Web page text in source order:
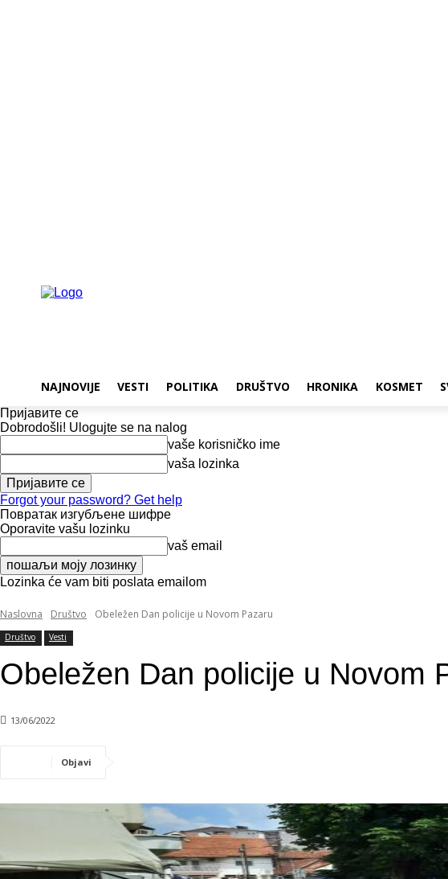
NAJNOVIJE VESTI POLITIKA DRUŠTVO HRONIKA KOSMET
Пријавите се
Dobrodošli! Ulogujte se na nalog
vaše korisničko ime
vaša lozinka
Forgot your password? Get help
Повратак изгубљене шифре
Oporavite vašu lozinku
vaš email
Lozinka će vam biti poslata emailom
Naslovna Društvo Obeležen Dan policije u Novom Pazaru
Društvo Vesti
Obeležen Dan policije u Novom
13/06/2022
Objavi